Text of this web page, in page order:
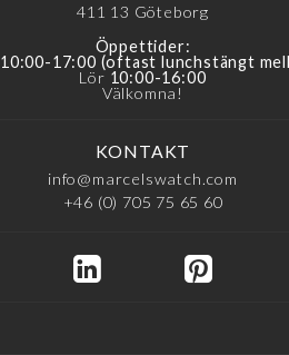
411 13 Göteborg
Öppettider:
10:00-17:00 (oftast lunchstängt
Lör 10:00-16:00
Välkomna!
KONTAKT
info@marcelswatch.com
+46 (0) 705 75 65 60